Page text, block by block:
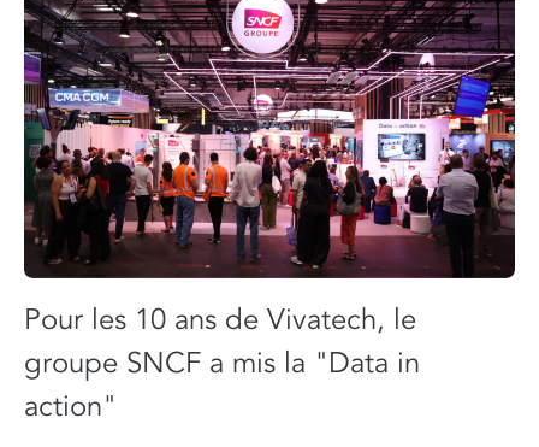
Pour les 10 ans de Vivatech, le
groupe SNCF a mis la "Data in
action"